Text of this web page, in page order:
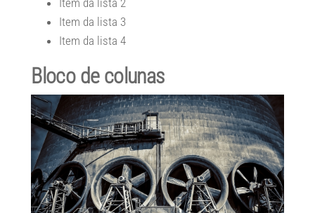
Item da lista 2
Item da lista 3
Item da lista 4
Bloco de colunas